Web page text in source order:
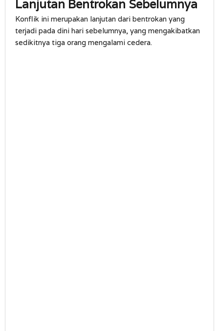
Lanjutan Bentrokan Sebelumnya
Konflik ini merupakan lanjutan dari bentrokan yang
terjadi pada dini hari sebelumnya, yang mengakibatkan
sedikitnya tiga orang mengalami cedera.